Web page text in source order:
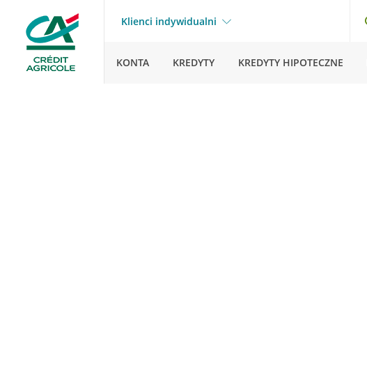
Klienci indywidualni
KONTA KREDYTY KREDYTY HIPOTECZNE